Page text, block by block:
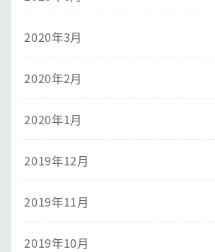
2020年3月
2020年2月
2020年1月
2019年12月
2019年11月
2019年10月